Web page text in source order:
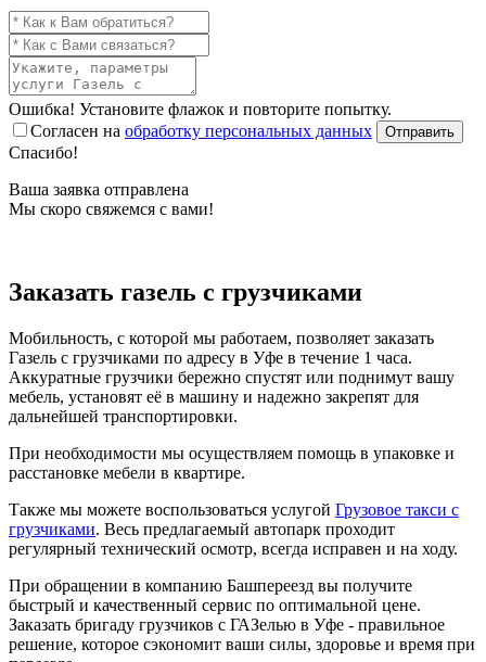
Ошибка! Установите флажок и повторите попытку.
Согласен на обработку персональных данных Отправить
Спасибо!
Ваша заявка отправлена
Мы скоро свяжемся с вами!
Заказать газель с грузчиками
Мобильность, с которой мы работаем, позволяет заказать
Газель с грузчиками по адресу в Уфе в течение 1 часа.
Аккуратные грузчики бережно спустят или поднимут вашу
мебель, установят её в машину и надежно закрепят для
дальнейшей транспортировки.
При необходимости мы осуществляем помощь в упаковке и
расстановке мебели в квартире.
Также мы можете воспользоваться услугой Грузовое такси с
грузчиками. Весь предлагаемый автопарк проходит
регулярный технический осмотр, всегда исправен и на ходу.
При обращении в компанию Башпереезд вы получите
быстрый и качественный сервис по оптимальной цене.
Заказать бригаду грузчиков с ГАЗелью в Уфе - правильное
решение, которое сэкономит ваши силы, здоровье и время при